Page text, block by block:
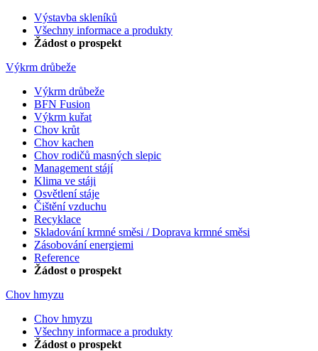
Výstavba skleníků
Všechny informace a produkty
Žádost o prospekt
Výkrm drůbeže
Výkrm drůbeže
BFN Fusion
Výkrm kuřat
Chov krůt
Chov kachen
Chov rodičů masných slepic
Management stájí
Klima ve stáji
Osvětlení stáje
Čištění vzduchu
Recyklace
Skladování krmné směsi / Doprava krmné směsi
Zásobování energiemi
Reference
Žádost o prospekt
Chov hmyzu
Chov hmyzu
Všechny informace a produkty
Žádost o prospekt